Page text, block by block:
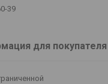
39
для покупателя